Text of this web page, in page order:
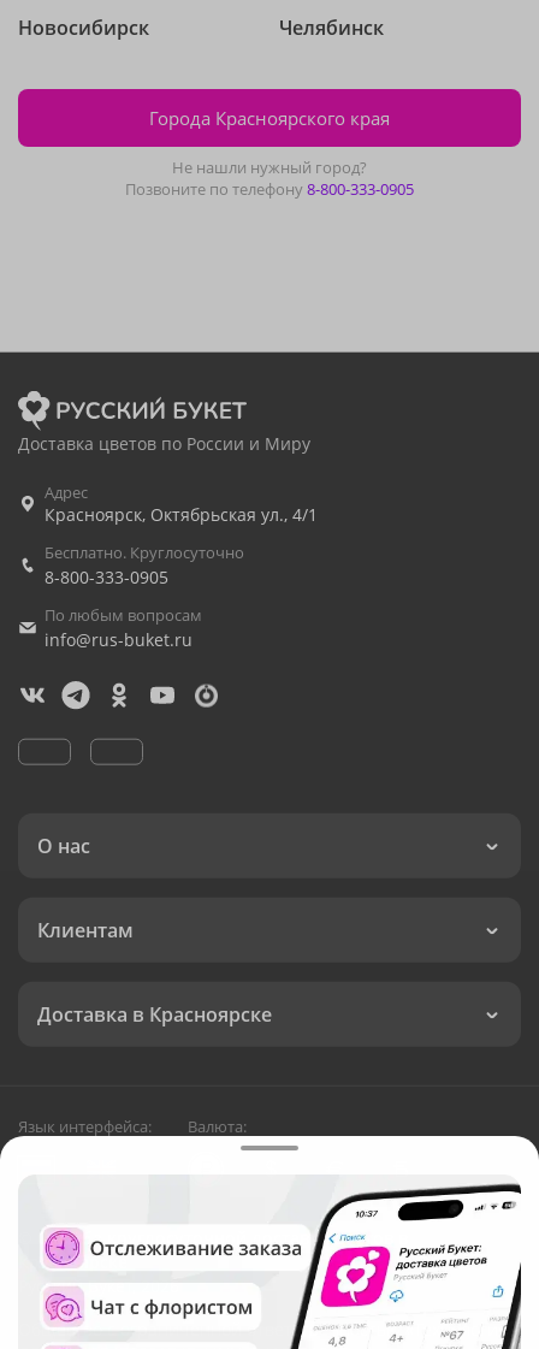
Новосибирск
Челябинск
Города Красноярского края
Не нашли нужный город?
Позвоните по телефону8-800-333-0905
Доставка цветов по России и Миру
Адрес
Красноярск, Октябрьская ул., 4/1
Бесплатно. Круглосуточно
8-800-333-0905
По любым вопросам
info@rus-buket.ru
О нас
Клиентам
Доставка в Красноярске
Язык интерфейса: Валюта:
Служба круглосуточной доставки цветов в
Красноярске
Русский Букет, 2026
Общество с ограниченной ответственностью «Технология»